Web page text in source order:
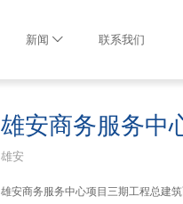
新闻 联系我们
雄安商务服务中
雄安
雄安商务服务中心项目三期工程总建